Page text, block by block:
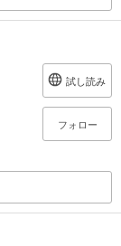
試し読み
フォロー